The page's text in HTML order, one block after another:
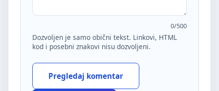
0/500
Dozvoljen je samo obični tekst. Linkovi, HTML
kod i posebni znakovi nisu dozvoljeni.
Pregledaj komentar